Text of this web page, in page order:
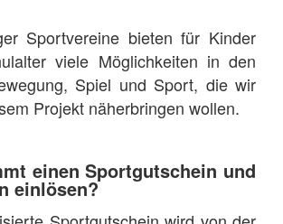
Sportvereine bieten für Kinder
viele Möglichkeiten in den
Spiel und Sport, die wir
Projekt näherbringen wollen.
einen Sportgutschein und
einlösen?